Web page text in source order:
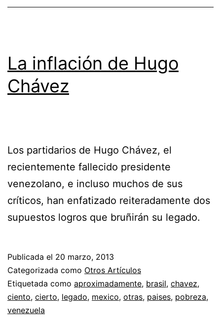
La inflación de Hugo
Chávez
Los partidarios de Hugo Chávez, el
recientemente fallecido presidente
venezolano, e incluso muchos de sus
críticos, han enfatizado reiteradamente dos
supuestos logros que bruñirán su legado.
Publicada el 20 marzo, 2013
Categorizada como Otros Artículos
Etiquetada como aproximadamente, brasil, chavez,
ciento, cierto, legado, mexico, otras, paises, pobreza,
venezuela